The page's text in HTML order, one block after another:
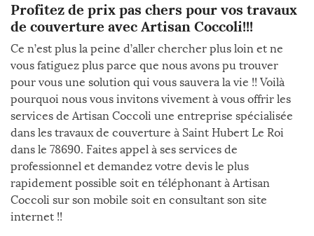
Profitez de prix pas chers pour vos travaux
de couverture avec Artisan Coccoli!!!
Ce n’est plus la peine d’aller chercher plus loin et ne
vous fatiguez plus parce que nous avons pu trouver
pour vous une solution qui vous sauvera la vie !! Voilà
pourquoi nous vous invitons vivement à vous offrir les
services de Artisan Coccoli une entreprise spécialisée
dans les travaux de couverture à Saint Hubert Le Roi
dans le 78690. Faites appel à ses services de
professionnel et demandez votre devis le plus
rapidement possible soit en téléphonant à Artisan
Coccoli sur son mobile soit en consultant son site
internet !!